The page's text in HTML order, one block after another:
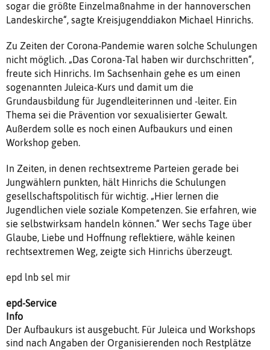
sogar die größte Einzelmaßnahme in der hannoverschen
Landeskirche“, sagte Kreisjugenddiakon Michael Hinrichs.
Zu Zeiten der Corona-Pandemie waren solche Schulungen
nicht möglich. „Das Corona-Tal haben wir durchschritten“,
freute sich Hinrichs. Im Sachsenhain gehe es um einen
sogenannten Juleica-Kurs und damit um die
Grundausbildung für Jugendleiterinnen und -leiter. Ein
Thema sei die Prävention vor sexualisierter Gewalt.
Außerdem solle es noch einen Aufbaukurs und einen
Workshop geben.
In Zeiten, in denen rechtsextreme Parteien gerade bei
Jungwählern punkten, hält Hinrichs die Schulungen
gesellschaftspolitisch für wichtig. „Hier lernen die
Jugendlichen viele soziale Kompetenzen. Sie erfahren, wie
sie selbstwirksam handeln können.“ Wer sechs Tage über
Glaube, Liebe und Hoffnung reflektiere, wähle keinen
rechtsextremen Weg, zeigte sich Hinrichs überzeugt.
epd lnb sel mir
epd-Service
Info
Der Aufbaukurs ist ausgebucht. Für Juleica und Workshops
sind nach Angaben der Organisierenden noch Restplätze